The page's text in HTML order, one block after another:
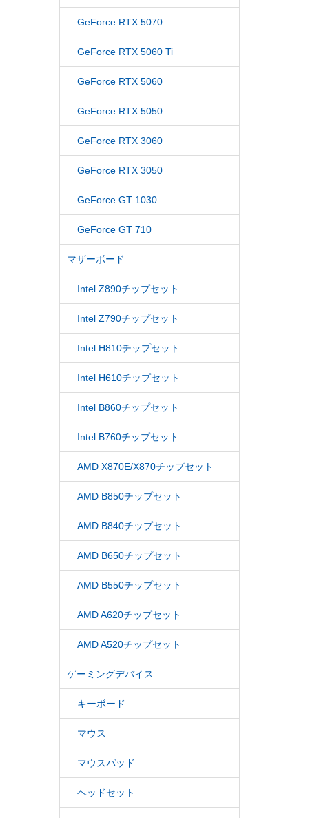
GeForce RTX 5070
GeForce RTX 5060 Ti
GeForce RTX 5060
GeForce RTX 5050
GeForce RTX 3060
GeForce RTX 3050
GeForce GT 1030
GeForce GT 710
マザーボード
Intel Z890チップセット
Intel Z790チップセット
Intel H810チップセット
Intel H610チップセット
Intel B860チップセット
Intel B760チップセット
AMD X870E/X870チップセット
AMD B850チップセット
AMD B840チップセット
AMD B650チップセット
AMD B550チップセット
AMD A620チップセット
AMD A520チップセット
ゲーミングデバイス
キーボード
マウス
マウスパッド
ヘッドセット